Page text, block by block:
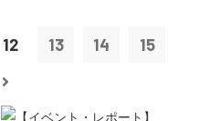
12 13 14 15